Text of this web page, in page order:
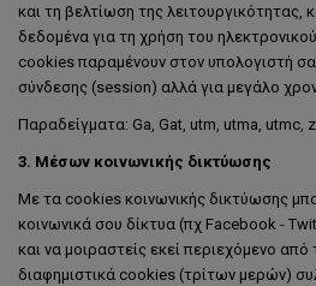
και τη βελτίωση της
δεδομένα για τη χρήση του
cookies παραμένουν στον υπολογιστή
σύνδεσης (session) αλλά για μεγάλο
Παραδείγματα: Ga, Gat, utm, utma, utmc,
3. Mέσων κοινωνικής δικτύωσης
Με τα cookies κοινωνικής δικτύωσης
κοινωνικά σου δίκτυα (πχ Facebook -
και να μοιραστείς εκεί περιεχόμενο
διαφημιστικά cookies (τρίτων μερών)